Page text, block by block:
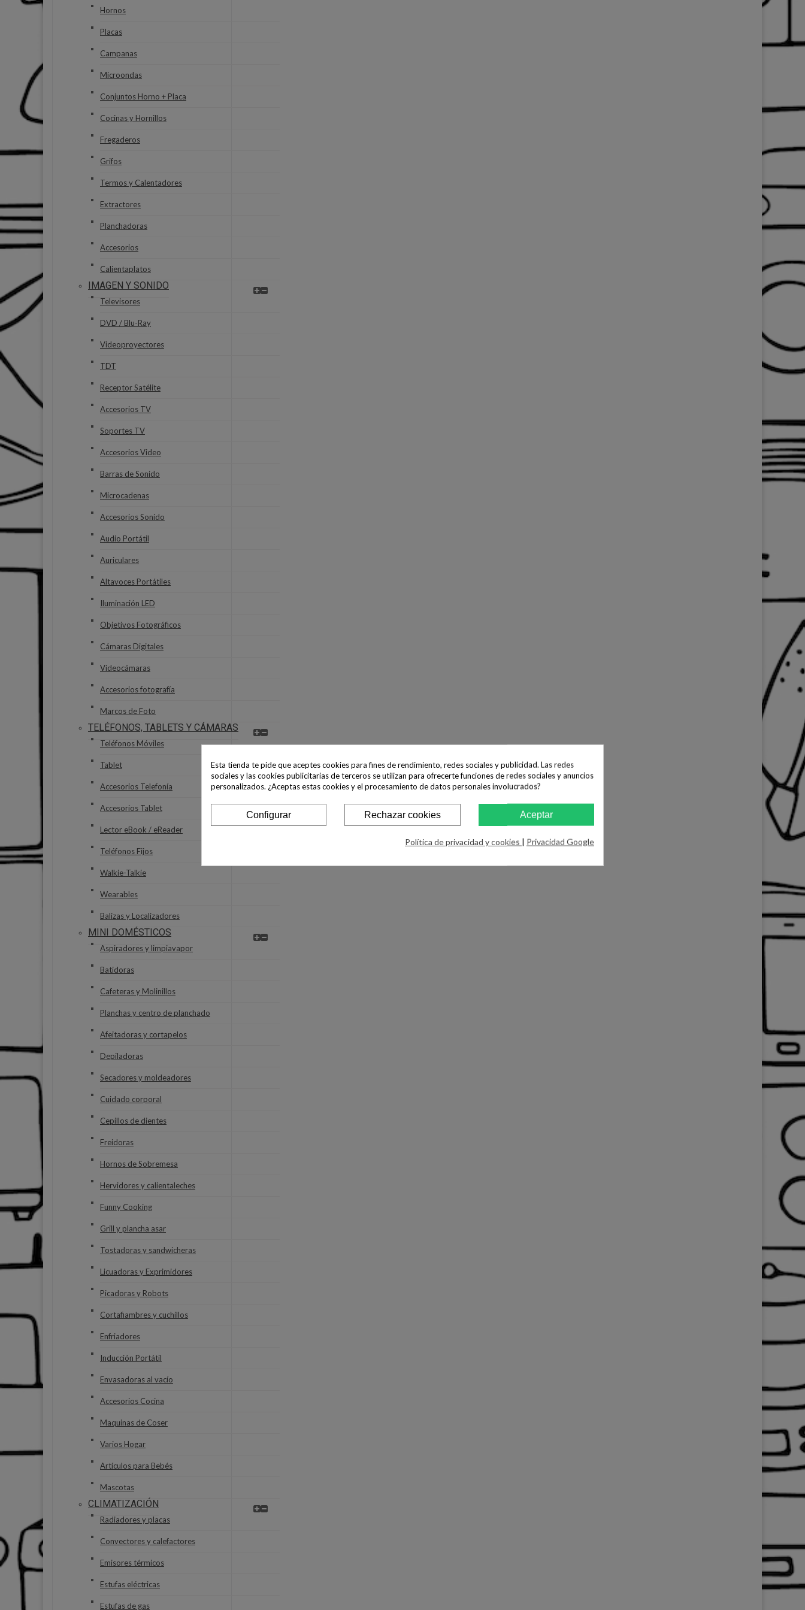
Hornos
Placas
Campanas
Microondas
Conjuntos Horno + Placa
Cocinas y Hornillos
Fregaderos
Grifos
Termos y Calentadores
Extractores
Planchadoras
Accesorios
Calientaplatos
IMAGEN Y SONIDO
Televisores
DVD / Blu-Ray
Videoproyectores
TDT
Receptor Satélite
Accesorios TV
Soportes TV
Accesorios Video
Barras de Sonido
Microcadenas
Accesorios Sonido
Audio Portátil
Auriculares
Altavoces Portátiles
Iluminación LED
Objetivos Fotográficos
Cámaras Digitales
Videocámaras
Accesorios fotografía
Marcos de Foto
TELÉFONOS, TABLETS Y CÁMARAS
Teléfonos Móviles
Tablet
Accesorios Telefonía
Accesorios Tablet
Lector eBook / eReader
Teléfonos Fijos
Walkie-Talkie
Wearables
Balizas y Localizadores
MINI DOMÉSTICOS
Aspiradores y limpiavapor
Batidoras
Cafeteras y Molinillos
Planchas y centro de planchado
Afeitadoras y cortapelos
Depiladoras
Secadores y moldeadores
Cuidado corporal
Cepillos de dientes
Freidoras
Hornos de Sobremesa
Hervidores y calientaleches
Funny Cooking
Grill y plancha asar
Tostadoras y sandwicheras
Licuadoras y Exprimidores
Picadoras y Robots
Cortafiambres y cuchillos
Enfriadores
Inducción Portátil
Envasadoras al vacío
Accesorios Cocina
Maquinas de Coser
Varios Hogar
Artículos para Bebés
Mascotas
CLIMATIZACIÓN
Radiadores y placas
Convectores y calefactores
Emisores térmicos
Estufas eléctricas
Estufas de gas
Esta tienda te pide que aceptes cookies para fines de rendimiento, redes sociales y publicidad. Las redes
sociales y las cookies publicitarias de terceros se utilizan para ofrecerte funciones de redes sociales y anuncios
personalizados. ¿Aceptas estas cookies y el procesamiento de datos personales involucrados?
Aceptar
Rechazar cookies
Configurar
Política de privacidad y cookies | Privacidad Google